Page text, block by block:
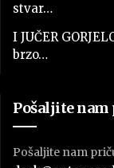
stvar…
I JUČER
brzo…
Pošaljite
Pošaljite nam